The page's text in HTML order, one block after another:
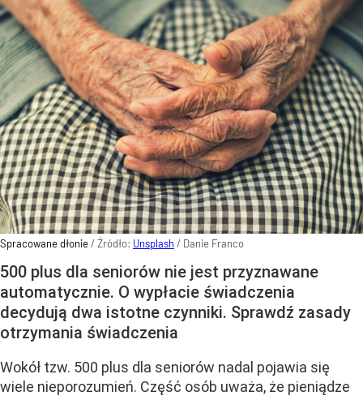
Spracowane dłonie/ Źródło: Unsplash / Danie Franco
500 plus dla seniorów nie jest przyznawane
automatycznie. O wypłacie świadczenia
decydują dwa istotne czynniki. Sprawdź zasady
otrzymania świadczenia
Wokół tzw. 500 plus dla seniorów nadal pojawia się
wiele nieporozumień. Część osób uważa, że pieniądze